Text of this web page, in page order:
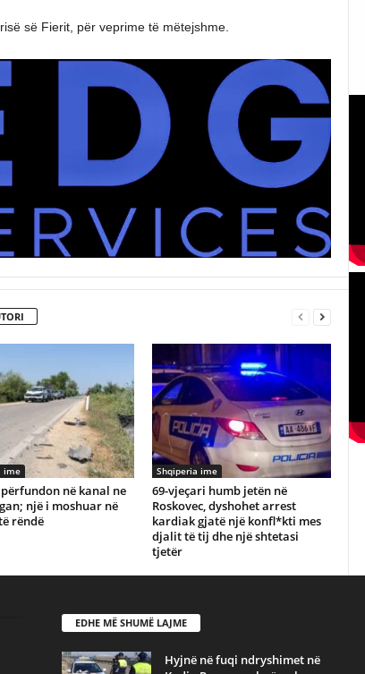
së Fierit, për veprime të mëtejshme.
ime
në kanal ne
një i moshuar në
rëndë
Shqiperia ime
69-vjeçari humb jetën në
Roskovec, dyshohet arrest
kardiak gjatë një konfl*kti mes
djalit të tij dhe një shtetasi
tjetër
EDHE MË SHUMË LAJME
Hyjnë në fuqi ndryshimet në